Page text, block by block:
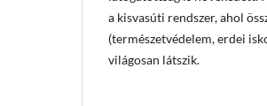
a kisvasúti rendszer, ahol
(természetvédelem, erdei
világosan látszik.